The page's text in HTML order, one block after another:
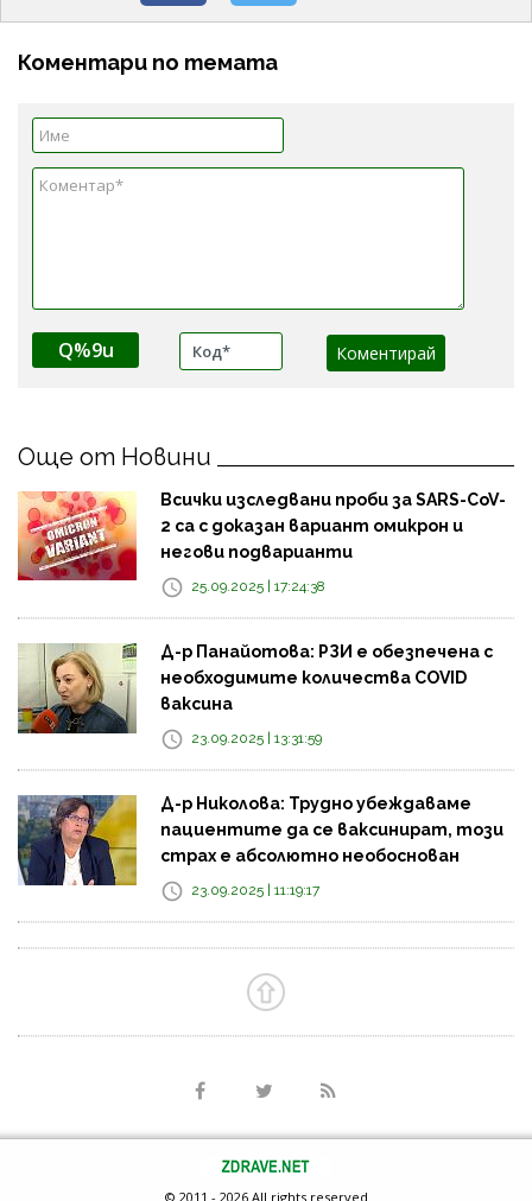
Коментари по темата
Q%9u
Още от Новини
Всички изследвани проби за SARS-CoV-
2 са с доказан вариант омикрон и
негови подварианти
25.09.2025 | 17:24:38
Д-р Панайотова: РЗИ е обезпечена с
необходимите количества COVID
ваксина
23.09.2025 | 13:31:59
Д-р Николова: Трудно убеждаваме
пациентите да се ваксинират, този
страх е абсолютно необоснован
23.09.2025 | 11:19:17
© 2011 - 2026 All rights reserved